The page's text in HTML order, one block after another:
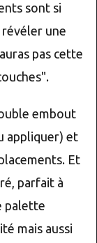
sont si
une
pas cette
embout
appliquer) et
Et
parfait à
palette
mais aussi